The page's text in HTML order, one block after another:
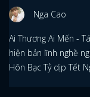
Nga Cao
Ai Thương Ai Mến -
hiện bản lĩnh nghề
Hôn Bạc Tỷ dịp Tết